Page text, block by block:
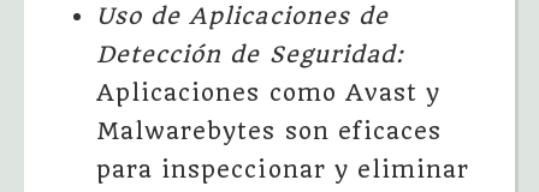
Uso de Aplicaciones de
Detección de Seguridad:
Aplicaciones como Avast y
Malwarebytes son eficaces
para inspeccionar y eliminar